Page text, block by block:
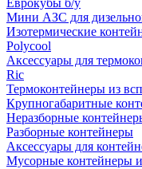
Еврокубы б/у
Мини АЗС для
Изотермические
Polycool
Аксессуары для
Ric
Термоконтейнеры из
Крупногабаритные
Неразборные
Разборные контейнеры
Аксессуары для
Мусорные контейнеры